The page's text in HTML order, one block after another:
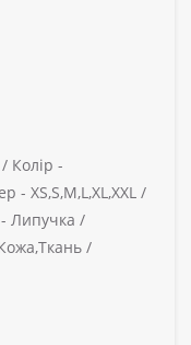
Колір -
- XS,S,M,L,XL,XXL /
Липучка /
/